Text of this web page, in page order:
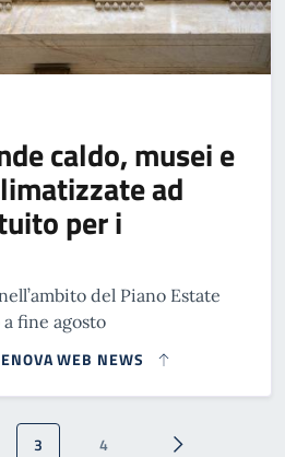
caldo, musei e
ad
per i
del Piano Estate
fine agosto
WEB NEWS
3 4